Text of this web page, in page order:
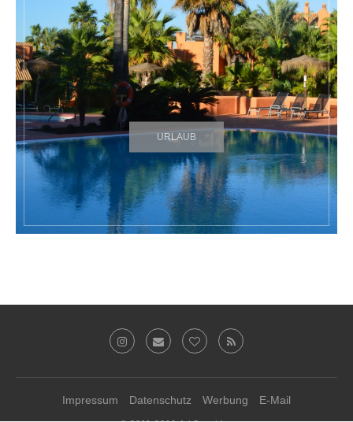
URLAUB
Impressum Datenschutz Werbung E-Mail